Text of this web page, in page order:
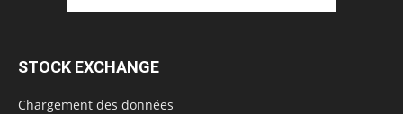
STOCK EXCHANGE
Chargement des données